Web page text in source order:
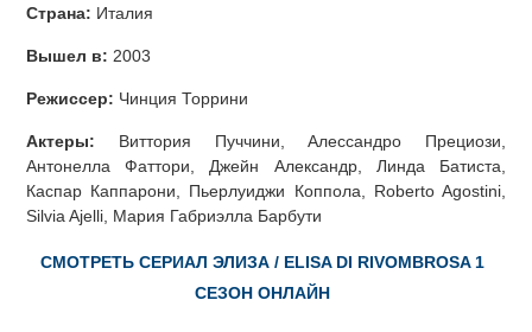
Страна: Италия
Вышел в: 2003
Режиссер: Чинция Торрини
Актеры: Виттория Пуччини, Алессандро Прециози,
Антонелла Фаттори, Джейн Александр, Линда Батиста,
Каспар Каппарони, Пьерлуиджи Коппола, Roberto Agostini,
Silvia Ajelli, Мария Габриэлла Барбути
СМОТРЕТЬ СЕРИАЛ ЭЛИЗА / ELISA DI RIVOMBROSA 1
СЕЗОН ОНЛАЙН